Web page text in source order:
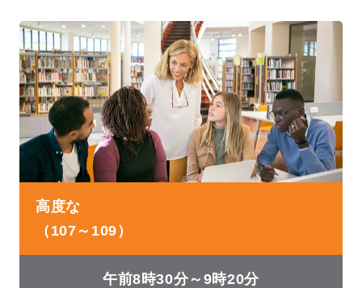
高度な
（107～109）
午前8時30分～9時20分